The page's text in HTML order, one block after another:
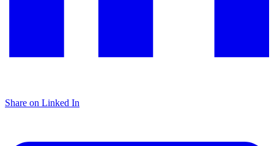
Share on Linked In